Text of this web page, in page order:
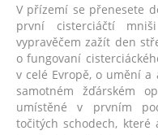
V přízemí se přenesete
první cisterciáčtí
vypravěčem zažít den
o fungovaní
v celé Evropě, o umění
samotném žďárském
umístěné v prvním
točitých schodech, které